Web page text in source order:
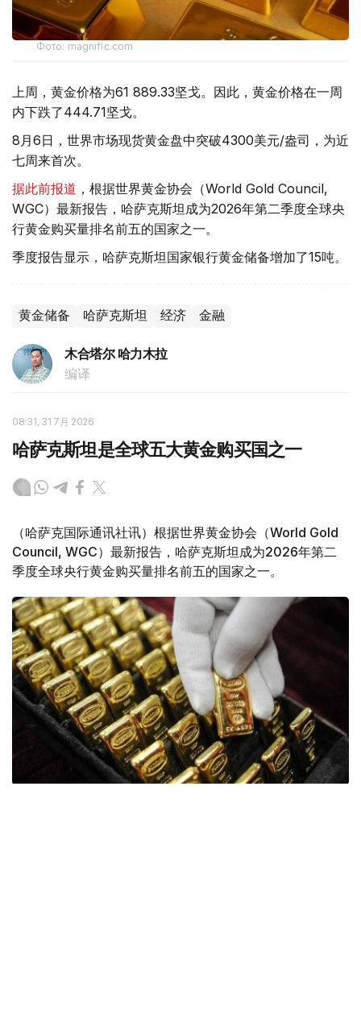
Фото: magnific.com
上周，黄金价格为61 889.33坚戈。因此，黄金价格在一周
内下跌了444.71坚戈。
8月6日，世界市场现货黄金盘中突破4300美元/盎司，为近
七周来首次。
据此前报道 ，根据世界黄金协会（World Gold Council,
WGC）最新报告，哈萨克斯坦成为2026年第二季度全球央
行黄金购买量排名前五的国家之一。
季度报告显示，哈萨克斯坦国家银行黄金储备增加了15吨。
黄金储备 哈萨克斯坦 经济 金融
木合塔尔 哈力木拉
编译
08:31, 31 7月 2026
哈萨克斯坦是全球五大黄金购买国之一
（哈萨克国际通讯社讯）根据世界黄金协会（World Gold
Council, WGC）最新报告，哈萨克斯坦成为2026年第二
季度全球央行黄金购买量排名前五的国家之一。